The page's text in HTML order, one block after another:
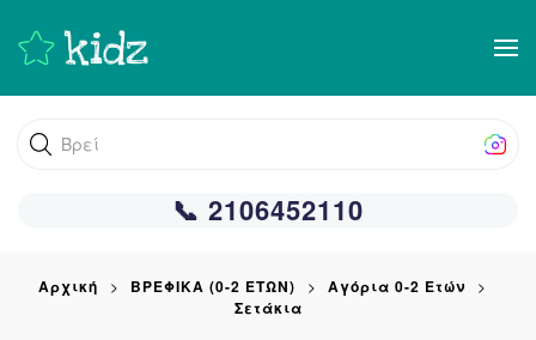
Skip
to
content
Βρείτε α
📞 2106452110
Αρχική ΒΡΕΦΙΚΑ (0-2 ΕΤΩΝ)
Αγόρια 0-2 Ετών
Σετάκια